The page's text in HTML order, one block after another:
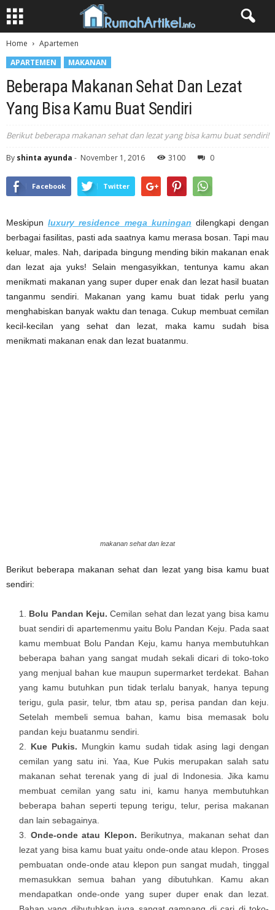
Home
Apartemen
APARTEMEN
MAKANAN
Beberapa Makanan Sehat Dan Lezat
Yang Bisa Kamu Buat Sendiri
Berikut beberapa makanan sehat dan lezat yang bisa kamu buat sendiri!
By shinta ayunda - November 1, 2016 3100 0
Facebook Twitter
Meskipunluxury residence mega kuningan dilengkapi dengan
berbagai fasilitas, pasti ada saatnya kamu merasa bosan. Tapi mau
keluar, males. Nah, daripada bingung mending bikin makanan enak
dan lezat aja yuks! Selain mengasyikkan, tentunya kamu akan
menikmati makanan yang super duper enak dan lezat hasil buatan
tanganmu sendiri. Makanan yang kamu buat tidak perlu yang
menghabiskan banyak waktu dan tenaga. Cukup membuat cemilan
kecil-kecilan yang sehat dan lezat, maka kamu sudah bisa
menikmati makanan enak dan lezat buatanmu.
makanan sehat dan lezat
Berikut beberapa makanan sehat dan lezat yang bisa kamu buat
sendiri:
Bolu Pandan Keju. Cemilan sehat dan lezat yang bisa kamu
buat sendiri di apartemenmu yaitu Bolu Pandan Keju. Pada saat
kamu membuat Bolu Pandan Keju, kamu hanya membutuhkan
beberapa bahan yang sangat mudah sekali dicari di toko-toko
yang menjual bahan kue maupun supermarket terdekat. Bahan
yang kamu butuhkan pun tidak terlalu banyak, hanya tepung
terigu, gula pasir, telur, tbm atau sp, perisa pandan dan keju.
Setelah membeli semua bahan, kamu bisa memasak bolu
pandan keju buatanmu sendiri.
Kue Pukis. Mungkin kamu sudah tidak asing lagi dengan
cemilan yang satu ini. Yaa, Kue Pukis merupakan salah satu
makanan sehat terenak yang di jual di Indonesia. Jika kamu
membuat cemilan yang satu ini, kamu hanya membutuhkan
beberapa bahan seperti tepung terigu, telur, perisa makanan
dan lain sebagainya.
Onde-onde atau Klepon. Berikutnya, makanan sehat dan
lezat yang bisa kamu buat yaitu onde-onde atau klepon. Proses
pembuatan onde-onde atau klepon pun sangat mudah, tinggal
memasukkan semua bahan yang dibutuhkan. Kamu akan
mendapatkan onde-onde yang super duper enak dan lezat.